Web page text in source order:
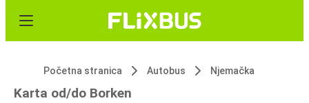
Početna stranica Autobus Njemačka
Karta od/do Borken